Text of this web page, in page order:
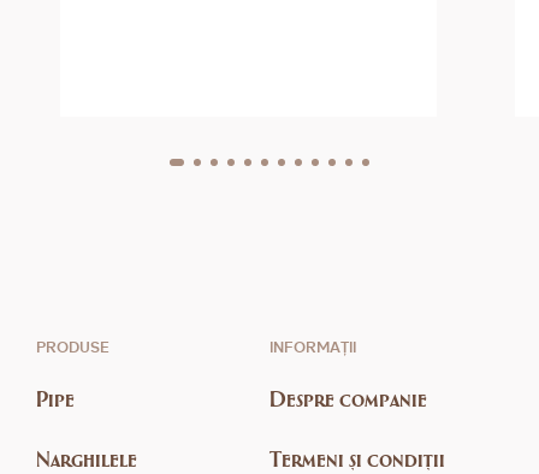
PRODUSE
Pipe
Narghilele
INFORMAȚII
Despre companie
Termeni și condiții